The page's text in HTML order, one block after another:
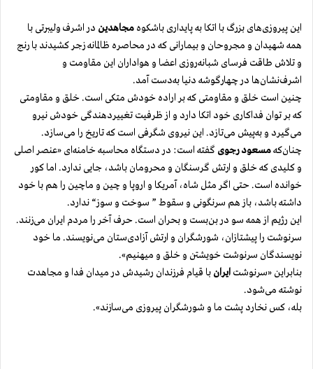
این پیروزی‌های بزرگ با اتکا به پایداری باشکوه مجاهدین در اشرف ولیبرتی با
همه شهیدان و مجروحان و بیمارانی که در محاصره ظالمانه زجر کشیدند با رنج
و تلاش طاقت فرسای شبانه‌روزی اعضا و هواداران این مقاومت و
اشرف‌نشان‌ها در چهارگوشه دنیا به‌دست آمد.
چنین است خلق و مقاومتی که بر اراده خودش متکی است. خلق و مقاومتی
که بر توان فداکاری خود اتکا دارد و از ظرفیت تغییر‌دهندگی خودش نیرو
می‌گیرد و به‌پیش می‌تازد. این نیروی شگرفی است که تاریخ را می‌سازد.
چنان‌کهمسعود رجوی گفته است:‌ در دستگاه محاسبه خامنه‌ای «عنصر اصلی
و کلیدی که خلق و ارتش گرسنگان و محرومان باشد، جایی ندارد. اما کور
خوانده است. حتی اگر مثل شاه، آمریکا و اروپا و چین و ماچین را هم با خود
‌داشته باشد، باز هم سرنگونی و سقوط ” سوخت و سوز“ ندارد.
این رژیم از همه سو در بن‌بست و بحران است. حرف آخر را مردم ایران می‌زنند.
سرنوشت را پیشتازان، شورشگران و ارتش آزادی‌ستان می‌نویسند. ما خود
نویسندگان سرنوشت خویشتن و خلق و میهنیم».
بنابراین «سرنوشت ایران با قیام فرزندان رشیدش در میدان فدا و مجاهدت
نوشته می‌شود.
بله، کس نخارد پشت ما و شورشگران پیروزی می‌سازند».